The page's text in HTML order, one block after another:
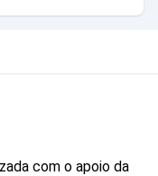
com o apoio da